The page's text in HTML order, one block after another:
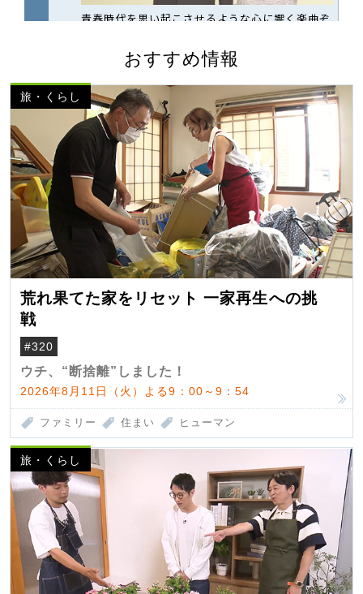
おすすめ情報
旅・くらし
荒れ果てた家をリセット 一家再生への挑
戦
#320
ウチ、“断捨離”しました！
2026年8月11日（火）よる9：00～9：54
ファミリー 住まい ヒューマン
旅・くらし